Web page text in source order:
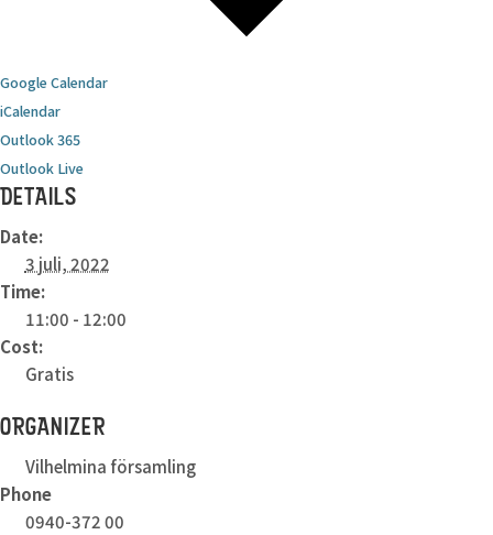
Google Calendar
iCalendar
Outlook 365
Outlook Live
DETAILS
Date:
3 juli, 2022
Time:
11:00 - 12:00
Cost:
Gratis
ORGANIZER
Vilhelmina församling
Phone
0940-372 00